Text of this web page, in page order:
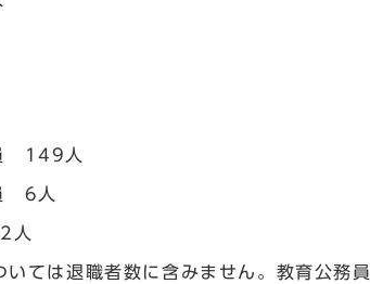
149人
6人
人
ては退職者数に含みません。教育公務員